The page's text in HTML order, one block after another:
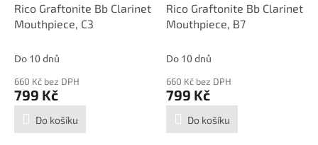
Rico Graftonite Bb Clarinet
Mouthpiece, C3
Do 10 dnů
660 Kč bez DPH
799 Kč
Do košíku
Rico Graftonite Bb Clarinet
Mouthpiece, B7
Do 10 dnů
660 Kč bez DPH
799 Kč
Do košíku